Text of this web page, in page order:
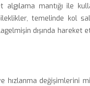
mantığı ile
temelinde kol
dışında
hızlanma değişimlerini